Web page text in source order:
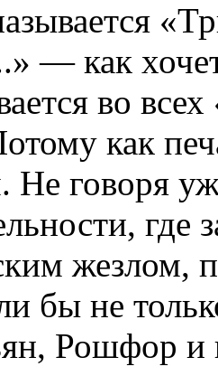
— как
во
как
Не говоря
где
жезлом,
бы не
Рошфор и